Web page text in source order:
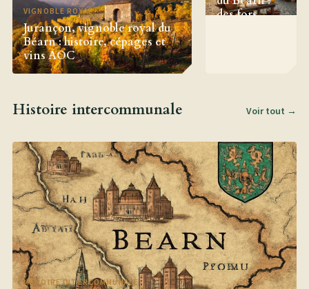
VIGNOBLE ROYAL
Jurançon, vignoble royal du
Béarn : histoire, cépages et
vins AOC
des fors
Histoire intercommunale Voir tout →
MÉMOIRE INTERCOMMUNALE